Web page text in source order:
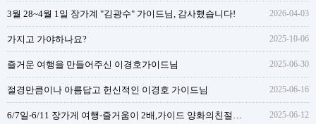
3월 28~4월 1일 장가계 "김광수" 가이드님, 감사했습니다! 2026-04-03
가지고 가야하나요? 2025-10-06
즐거운 여행을 만들어주신 이경호가이드님 2025-06-30
절경만큼이나 아름답고 헌신적인 이경호 가이드님 2025-06-16
2025-06-12